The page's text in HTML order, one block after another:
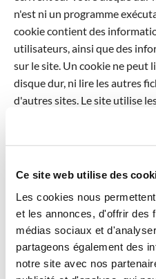
Ce site web utilise des
Les cookies nous
et les annonces, d'offrir des
médias sociaux et
partageons également des
notre site avec nos
n'est ni un programme
cookie contient des
utilisateurs, ainsi que des
sur le site. Un cookie ne peut
disque dur, ni lire les autres
d'autres sites. Le site utilise
informations sur le trafic
ainsi en mesure de
pour vérifier la pertinence de
entre les cookies et les
avez pu fournir, et ne vend
tierce-partie. Vous pouvez
informé lorsqu'un site veut
préférences de votre